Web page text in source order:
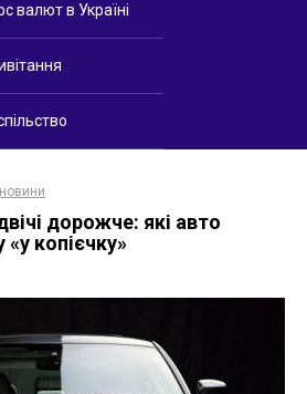
валют в Україні
дорожче: які авто
копієчку»